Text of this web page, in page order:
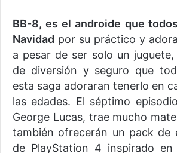
BB-8, es el androide que
Navidad por su práctico y
a pesar de ser solo un
de diversión y seguro que
esta saga adoraran tenerlo en
las edades. El séptimo
George Lucas, trae mucho
también ofrecerán un pack de
de PlayStation 4 inspirado